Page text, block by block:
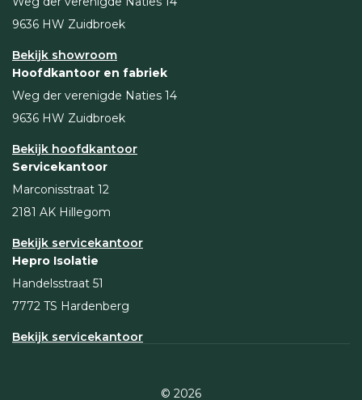
9636 HW Zuidbroek
Bekijk showroom
Hoofdkantoor en fabriek
Weg der verenigde Naties 14
9636 HW Zuidbroek
Bekijk hoofdkantoor
Servicekantoor
Marconisstraat 12
2181 AK Hillegom
Bekijk servicekantoor
Hepro Isolatie
Handelsstraat 51
7772 TS Hardenberg
Bekijk servicekantoor
© 2026